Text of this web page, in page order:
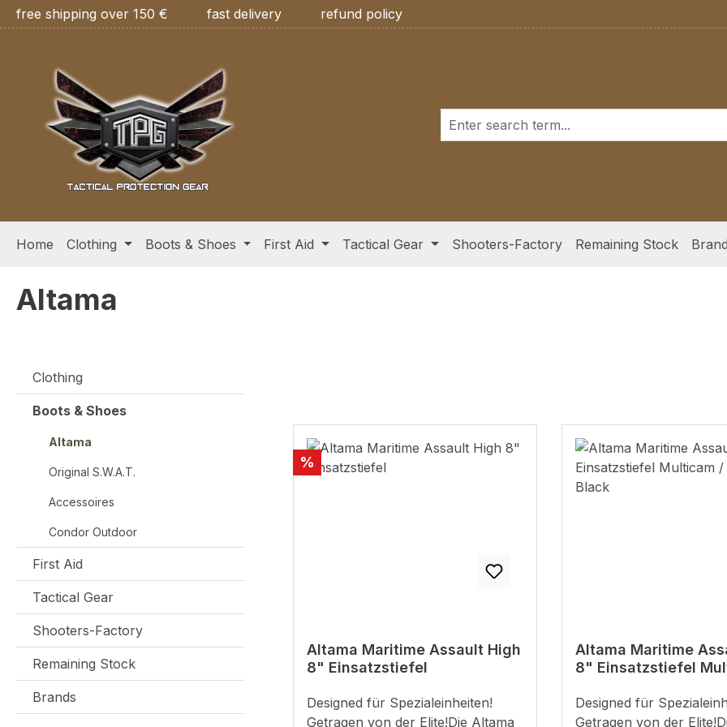
to main content
Skip to search
Skip to main navigation
free shipping over 150 € fast delivery refund policy
Home Clothing Boots & Shoes First Aid Tactical Gear Shooters-Factory Remaining Stock
Altama
Clothing
Boots & Shoes
Altama
Original S.W.A.T.
Accessoires
Condor Outdoor
First Aid
Tactical Gear
Shooters-Factory
Remaining Stock
Brands
Discount
%
Altama Maritime Assault High
8" Einsatzstiefel
Designed für Spezialeinheiten!
Getragen von der Elite!Die Altama
Altama Maritime
8" Einsatzstiefel
Designed für
Getragen von der